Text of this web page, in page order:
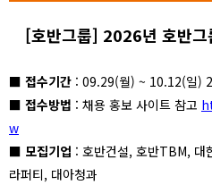
[호반그룹] 2026년 호반
■ 접수기간 : 09.29(월) ~ 10.12(일)
■ 접수방법 : 채용 홍보 사이트 참고
w
■ 모집기업 : 호반건설, 호반TBM, 대
라퍼티, 대아청과